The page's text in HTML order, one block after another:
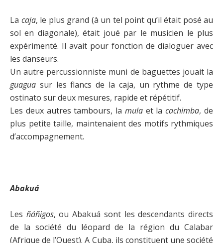
La caja, le plus grand (à un tel point qu’il était posé au
sol en diagonale), était joué par le musicien le plus
expérimenté. Il avait pour fonction de dialoguer avec
les danseurs.
Un autre percussionniste muni de baguettes jouait la
guagua sur les flancs de la caja, un rythme de type
ostinato sur deux mesures, rapide et répétitif.
Les deux autres tambours, la mulaet lacachimba, de
plus petite taille, maintenaient des motifs rythmiques
d’accompagnement.
Abakuá
Les ñáñigos, ou Abakuá sont les descendants directs
de la société du léopard de la région du Calabar
(Afrique de l’Ouest). A Cuba, ils constituent une société